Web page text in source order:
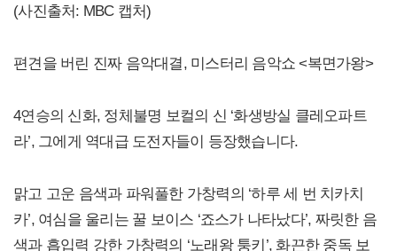
(사진출처: MBC 캡처)
편견을 버린 진짜 음악대결, 미스터리 음악쇼 <복면가왕>
4연승의 신화, 정체불명 보컬의 신 ‘화생방실 클레오파트
라’, 그에게 역대급 도전자들이 등장했습니다.
맑고 고운 음색과 파워풀한 가창력의 ‘하루 세 번 치카치
카’, 여심을 울리는 꿀 보이스 ‘죠스가 나타났다’, 짜릿한 음
색과 흡입력 강한 가창력의 ‘노래왕 퉁키’, 화끈한 중독 보